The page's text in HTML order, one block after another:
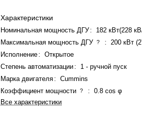
Характеристики
Номинальная мощность ДГУ:
182 кВт(228
Максимальная мощность ДГУ ? :
200 кВт
Исполнение :
Открытое
Степень автоматизации :
1 - ручной пуск
Марка двигателя :
Cummins
Коэффициент мощности
? :
0.8 cos φ
Все характеристики